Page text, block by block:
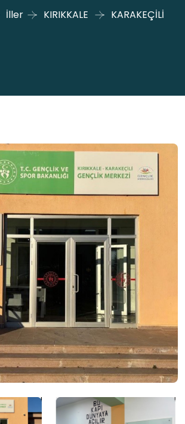
İller KIRIKKALE KARAKEÇİLİ